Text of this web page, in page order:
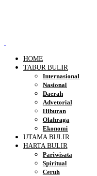
HOME
TABUR BULIR
Internasional
Nasional
Daerah
Advetorial
Hiburan
Olahraga
Ekonomi
UTAMA BULIR
HARTA BULIR
Pariwisata
Spiritual
Ceruh